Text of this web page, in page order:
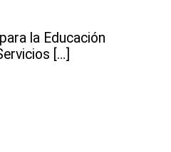
la Educación
[…]